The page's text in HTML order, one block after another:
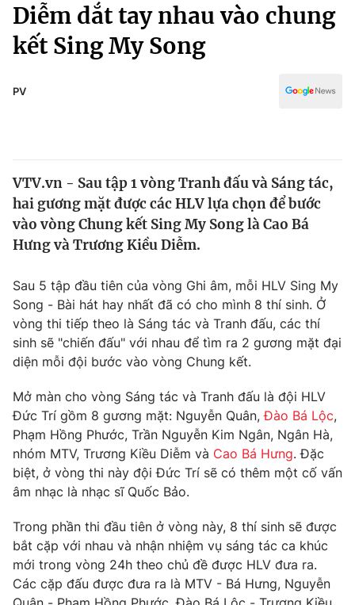
Chính trị
Xã hội
Pháp luật
Thế giới
Tin tức
Thế giới đó đây
Câu chuyện quốc tế
Kinh tế
Thị trường
Góc doanh nghiệp
Dữ liệu và đời sống
Truyền hình
Phim VTV
Hậu trường
Nhân vật
Khán giả
Giải sao mai
Giải trí
Điện ảnh
Âm nhạc
Sao
Đời sống
Du lịch
Làm đẹp
Giáo dục
Tuyển sinh
Học trực tuyến
Hitech Công nghệ tương lai
Sản phẩm
Giao lưu trực tuyến
Truyền hình
Văn hóa - Giải trí
Diễm dắt tay nhau vào chung
kết Sing My Song
PV
VTV.vn - Sau tập 1 vòng Tranh đấu và Sáng tác,
hai gương mặt được các HLV lựa chọn để bước
vào vòng Chung kết Sing My Song là Cao Bá
Hưng và Trương Kiều Diễm.
Sau 5 tập đầu tiên của vòng Ghi âm, mỗi HLV Sing My
Song - Bài hát hay nhất đã có cho mình 8 thí sinh. Ở
vòng thi tiếp theo là Sáng tác và Tranh đấu, các thí
sinh sẽ "chiến đấu" với nhau để tìm ra 2 gương mặt đại
diện mỗi đội bước vào vòng Chung kết.
Mở màn cho vòng Sáng tác và Tranh đấu là đội HLV
Đức Trí gồm 8 gương mặt: Nguyễn Quân,Đào Bá Lộc,
Phạm Hồng Phước, Trần Nguyễn Kim Ngân, Ngân Hà,
nhóm MTV, Trương Kiều Diễm và Cao Bá Hưng. Đặc
biệt, ở vòng thi này đội Đức Trí sẽ có thêm một cố vấn
âm nhạc là nhạc sĩ Quốc Bảo.
Trong phần thi đầu tiên ở vòng này, 8 thí sinh sẽ được
bắt cặp với nhau và nhận nhiệm vụ sáng tác ca khúc
mới trong vòng 24h theo chủ đề được HLV đưa ra.
Các cặp đấu được đưa ra là MTV - Bá Hưng, Nguyễn